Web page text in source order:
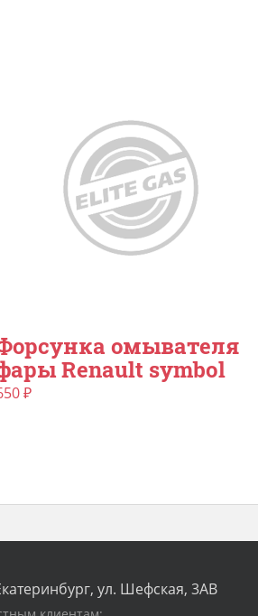
омывателя
Renault symbol
₽
ул. Шефская, 3АВ